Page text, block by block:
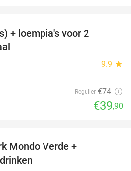
+ loempia's voor 2
9.9 star
Regulier €74
€39,90
Mondo Verde +